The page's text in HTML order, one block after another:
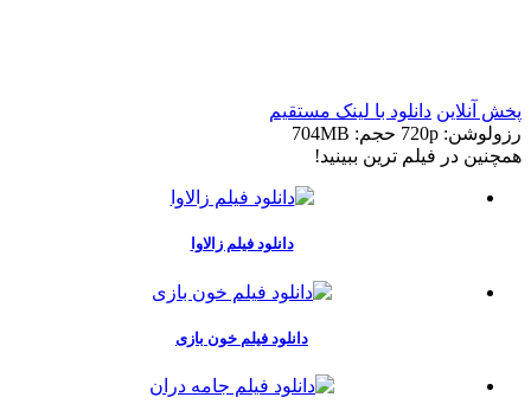
پخش آنلاین دانلود با لينک مستقيم
رزولوشن: 720p
حجم: 704MB
همچنين در فيلم ترين ببينيد!
دانلود فیلم زالاوا
دانلود فیلم خون بازی